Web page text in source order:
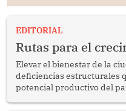
EDITORIAL
Rutas para el
Elevar el bienestar de la
deficiencias estructurales
potencial productivo del